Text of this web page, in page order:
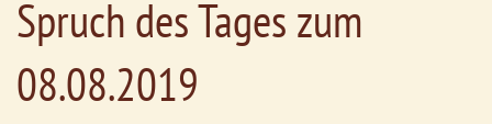
Spruch des Tages zum
08.08.2019